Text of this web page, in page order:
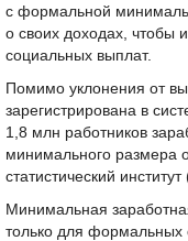
с формальной
о своих доходах, чтобы
социальных выплат.
Помимо уклонения от
зарегистрирована в
1,8 млн работников
минимального размера
статистический
Минимальная
только для формальных